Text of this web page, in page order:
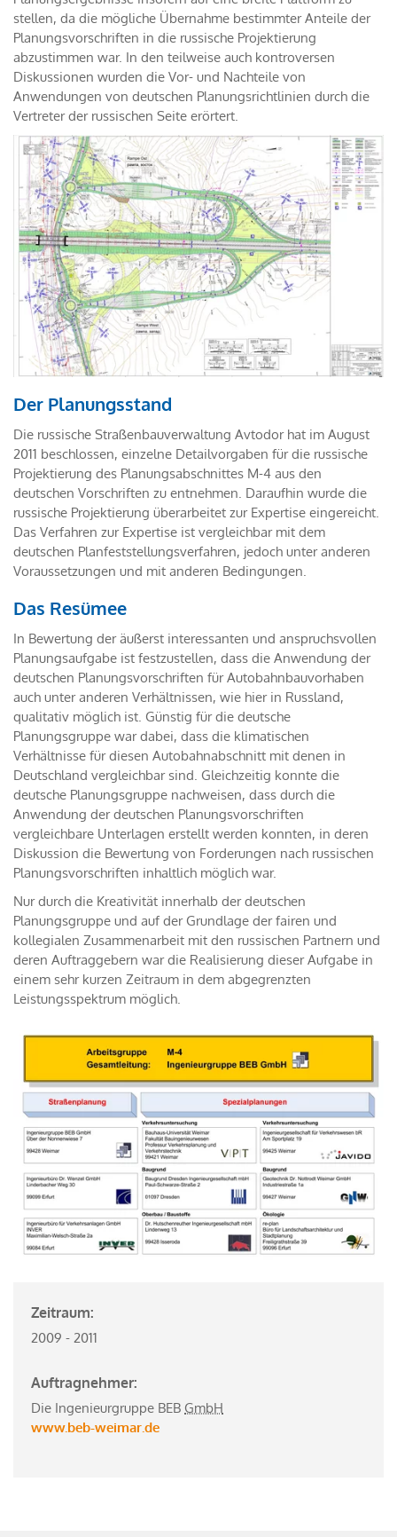
stellen, da die mögliche Übernahme bestimmter Anteile der
Planungsvorschriften in die russische Projektierung
abzustimmen war. In den teilweise auch kontroversen
Diskussionen wurden die Vor- und Nachteile von
Anwendungen von deutschen Planungsrichtlinien durch die
Vertreter der russischen Seite erörtert.
Der Planungsstand
Die russische Straßenbauverwaltung Avtodor hat im August
2011 beschlossen, einzelne Detailvorgaben für die russische
Projektierung des Planungsabschnittes M-4 aus den
deutschen Vorschriften zu entnehmen. Daraufhin wurde die
russische Projektierung überarbeitet zur Expertise eingereicht.
Das Verfahren zur Expertise ist vergleichbar mit dem
deutschen Planfeststellungsverfahren, jedoch unter anderen
Voraussetzungen und mit anderen Bedingungen.
Das Resümee
In Bewertung der äußerst interessanten und anspruchsvollen
Planungsaufgabe ist festzustellen, dass die Anwendung der
deutschen Planungsvorschriften für Autobahnbauvorhaben
auch unter anderen Verhältnissen, wie hier in Russland,
qualitativ möglich ist. Günstig für die deutsche
Planungsgruppe war dabei, dass die klimatischen
Verhältnisse für diesen Autobahnabschnitt mit denen in
Deutschland vergleichbar sind. Gleichzeitig konnte die
deutsche Planungsgruppe nachweisen, dass durch die
Anwendung der deutschen Planungsvorschriften
vergleichbare Unterlagen erstellt werden konnten, in deren
Diskussion die Bewertung von Forderungen nach russischen
Planungsvorschriften inhaltlich möglich war.
Nur durch die Kreativität innerhalb der deutschen
Planungsgruppe und auf der Grundlage der fairen und
kollegialen Zusammenarbeit mit den russischen Partnern und
deren Auftraggebern war die Realisierung dieser Aufgabe in
einem sehr kurzen Zeitraum in dem abgegrenzten
Leistungsspektrum möglich.
Zeitraum:
2009 - 2011
Auftragnehmer:
Die Ingenieurgruppe BEB GmbH
www.beb-weimar.de